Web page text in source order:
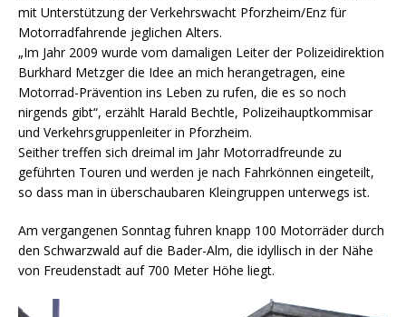
mit Unterstützung der Verkehrswacht Pforzheim/Enz für
Motorradfahrende jeglichen Alters.
„Im Jahr 2009 wurde vom damaligen Leiter der Polizeidirektion
Burkhard Metzger die Idee an mich herangetragen, eine
Motorrad-Prävention ins Leben zu rufen, die es so noch
nirgends gibt“, erzählt Harald Bechtle, Polizeihauptkommisar
und Verkehrsgruppenleiter in Pforzheim.
Seither treffen sich dreimal im Jahr Motorradfreunde zu
geführten Touren und werden je nach Fahrkönnen eingeteilt,
so dass man in überschaubaren Kleingruppen unterwegs ist.
Am vergangenen Sonntag fuhren knapp 100 Motorräder durch
den Schwarzwald auf die Bader-Alm, die idyllisch in der Nähe
von Freudenstadt auf 700 Meter Höhe liegt.